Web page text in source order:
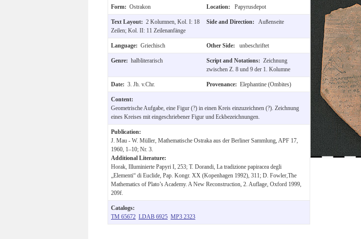
Form: Ostrakon Location: Papyrusdepot
Text Layout: 2 Kolumnen, Kol. I: 18
Zeilen; Kol. II: 11 Zeilenanfänge
Side and Direction: Außenseite
Language: Griechisch Other Side: unbeschriftet
Genre: halbliterarisch Script and Notations: Zeichnung
zwischen Z. 8 und 9 der 1. Kolumne
Date: 3. Jh. v.Chr. Provenance: Elephantine (Ombites)
Content:
Geometrische Aufgabe, eine Figur (?) in einen Kreis einzuzeichnen (?). Zeichnung
eines Kreises mit eingeschriebener Figur und Eckbezeichnungen.
Publication:
J. Mau - W. Müller, Mathematische Ostraka aus der Berliner Sammlung, APF 17,
1960, 1–10; Nr. 3.
Additional Literature:
Horak, Illuminierte Papyri I, 253; T. Dorandi, La tradizione papiracea degli
„Elementi“ di Euclide, Pap. Kongr. XX (Kopenhagen 1992), 311; D. Fowler,The
Mathematics of Plato’s Academy. A New Reconstruction, 2. Auflage, Oxford 1999,
209f.
Catalogs:
TM 65672 LDAB 6925 MP3 2323